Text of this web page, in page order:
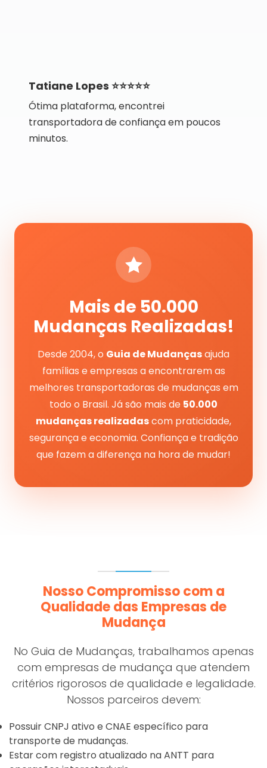
Tatiane Lopes ⭐⭐⭐⭐⭐
Ótima plataforma, encontrei
transportadora de confiança em poucos
minutos.
Mais de 50.000
Mudanças Realizadas!
Desde 2004, o Guia de Mudançasajuda
famílias e empresas a encontrarem as
melhores transportadoras de mudanças em
todo o Brasil. Já são mais de 50.000
mudanças realizadascom praticidade,
segurança e economia. Confiança e tradição
que fazem a diferença na hora de mudar!
Nosso Compromisso com a
Qualidade das Empresas de
Mudança
No Guia de Mudanças, trabalhamos apenas
com empresas de mudança que atendem
critérios rigorosos de qualidade e legalidade.
Nossos parceiros devem:
Possuir CNPJ ativo e CNAE específico para
transporte de mudanças.
Estar com registro atualizado na ANTT para